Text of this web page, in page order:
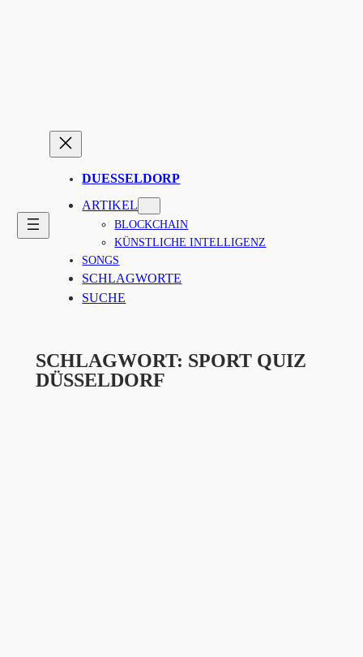
DUESSELDORP
ARTIKEL
BLOCKCHAIN
KÜNSTLICHE INTELLIGENZ
SONGS
SCHLAGWORTE
SUCHE
SCHLAGWORT: SPORT QUIZ
DÜSSELDORF